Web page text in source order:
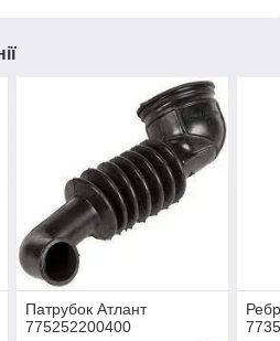
Патрубок Атлант
775252200400